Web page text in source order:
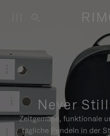
Never
Zeitgemäße, funktionale
tägliche Pendeln in der